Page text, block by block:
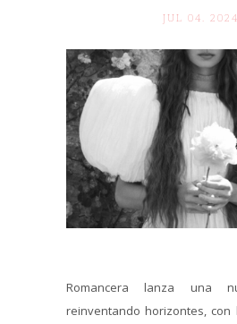
JUL 04. 2024
Romancera lanza una
reinventando horizontes, con